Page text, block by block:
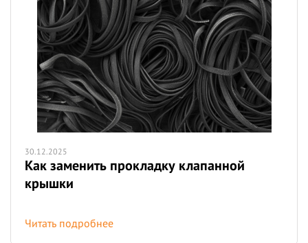
30.12.2025
Как заменить прокладку клапанной
крышки
Читать подробнее